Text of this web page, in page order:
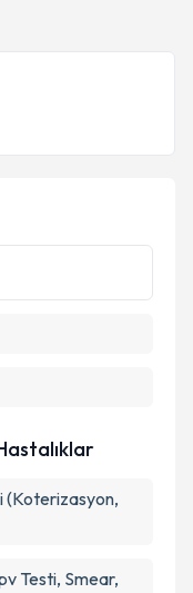
bilgilendireceğiz.
ilişkinAydınlatma
belirtilen
(Koterizasyon,
Testi, Smear,